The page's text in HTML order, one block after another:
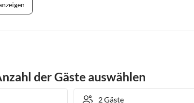
der Gäste auswählen